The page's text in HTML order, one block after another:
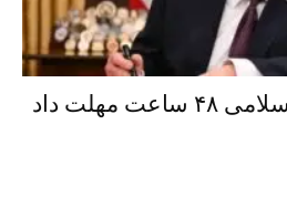
ترامپ به جمهوری اسلامی ۴۸ ساعت مهلت داد